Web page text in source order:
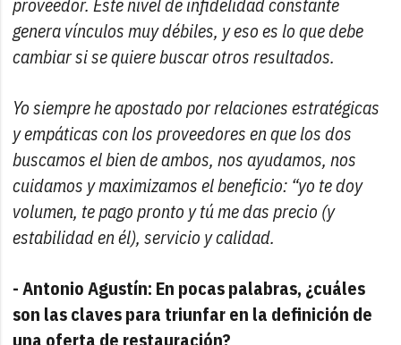
genera vínculos muy débiles, y eso es lo que debe
cambiar si se quiere buscar otros resultados.
Yo siempre he apostado por relaciones estratégicas
y empáticas con los proveedores en que los dos
buscamos el bien de ambos, nos ayudamos, nos
cuidamos y maximizamos el beneficio: “yo te doy
volumen, te pago pronto y tú me das precio (y
estabilidad en él), servicio y calidad.
- Antonio Agustín: En pocas palabras, ¿cuáles
son las claves para triunfar en la definición de
una oferta de restauración?